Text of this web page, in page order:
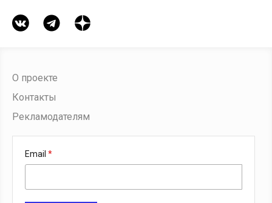
О проекте
Контакты
Рекламодателям
Email